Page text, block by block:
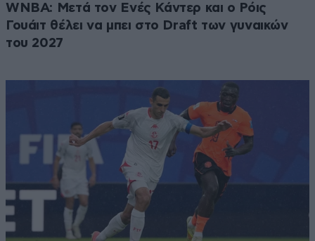
WNBA: Μετά τον Ενές Κάντερ και ο Ρόις
Γουάιτ θέλει να μπει στο Draft των γυναικών
του 2027